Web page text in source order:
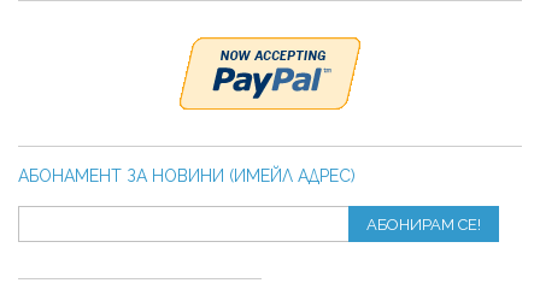
АБОНАМЕНТ ЗА НОВИНИ (ИМЕЙЛ АДРЕС)
АБОНИРАМ СЕ!